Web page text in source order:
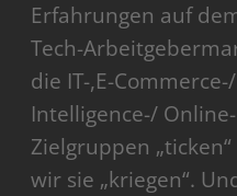
Erfahrungen auf
Tech-
die IT-,E-
Intelligence-/
Zielgruppen
wir sie „kriegen“.